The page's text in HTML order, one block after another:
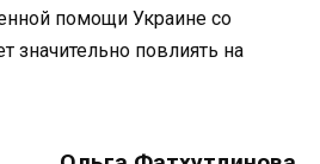
помощи Украине со
значительно повлиять на